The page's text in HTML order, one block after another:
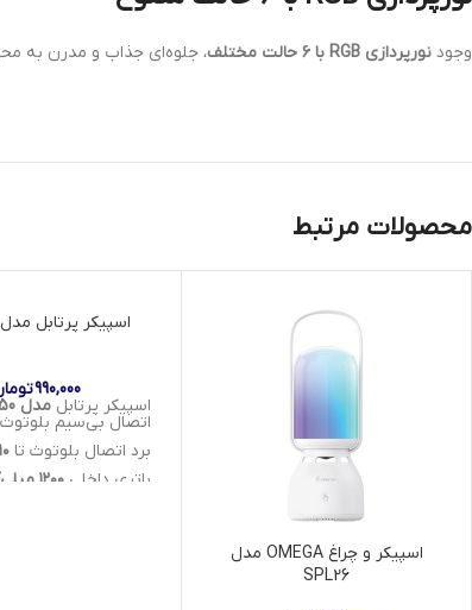
وجود نورپردازی RGB با ۶ حالت مختلف ، جلوه‌ای جذاب و مدرن به
محصولات مرتبط
اسپیکر و چراغ OMEGA مدل
SPL26
اسپیکر پرتابل مدل MS750
990,000
اسپیکر پرتابل مدل MS750
اتصال بی‌سیم بلوتوث
برد اتصال بلوتوث تا ۱۰ متر
باتری داخلی ۱۲۰۰ میلی‌آمپر ساعت